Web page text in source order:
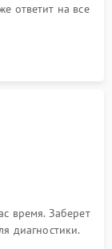
ответит на все
время. Заберет
диагностики.